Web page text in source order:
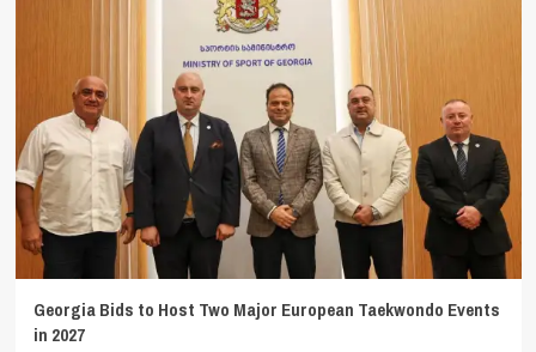
Georgia Bids to Host Two Major European Taekwondo Events
in 2027